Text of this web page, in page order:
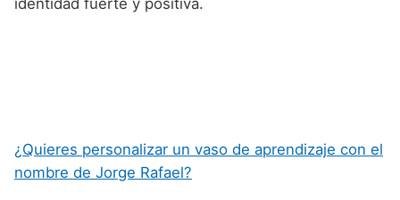
identidad fuerte y positiva.
¿Quieres personalizar un vaso de aprendizaje con el
nombre de Jorge Rafael?